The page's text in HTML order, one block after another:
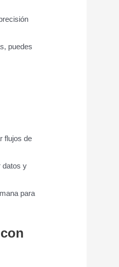
puedes
flujos de
datos y
para